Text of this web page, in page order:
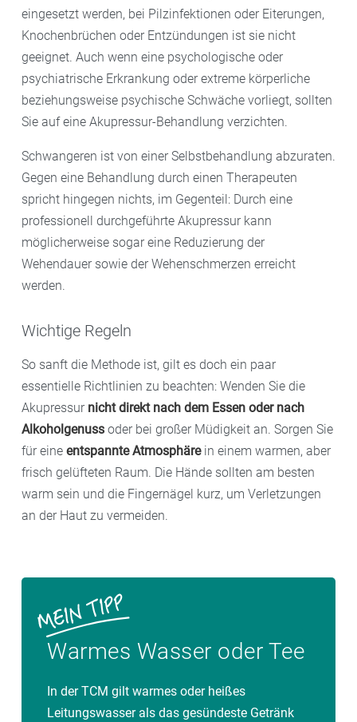
Wie lange Sie auf der Matte liegen, hängt von Ihrem
eigenen Wohlbefinden ab. Bei Forschungsarbeiten,
die auf positive Effekte im Bereich der
Schmerzreduzierung in Nacken- und Rückenbereich
und Verbesserung bei Schlafproblemen hinweisen,
war einetägliche Anwendungsdauer von 30 Minuten
die Regel.
eingesetzt werden, bei Pilzinfektionen oder Eiterungen,
Knochenbrüchen oder Entzündungen ist sie nicht
geeignet. Auch wenn eine psychologische oder
psychiatrische Erkrankung oder extreme körperliche
beziehungsweise psychische Schwäche vorliegt, sollten
Sie auf eine Akupressur-Behandlung verzichten.
Schwangeren ist von einer Selbstbehandlung abzuraten.
Gegen eine Behandlung durch einen Therapeuten
spricht hingegen nichts, im Gegenteil: Durch eine
professionell durchgeführte Akupressur kann
möglicherweise sogar eine Reduzierung der
Wehendauer sowie der Wehenschmerzen erreicht
werden.
Wichtige Regeln
So sanft die Methode ist, gilt es doch ein paar
essentielle Richtlinien zu beachten: Wenden Sie die
Akupressur nicht direkt nach dem Essen oder nach
Alkoholgenuss oder bei großer Müdigkeit an. Sorgen Sie
für eine entspannte Atmosphärein einem warmen, aber
frisch gelüfteten Raum. Die Hände sollten am besten
warm sein und die Fingernägel kurz, um Verletzungen
an der Haut zu vermeiden.
Warmes Wasser oder Tee
In der TCM gilt warmes oder heißes
Leitungswasser als das gesündeste Getränk